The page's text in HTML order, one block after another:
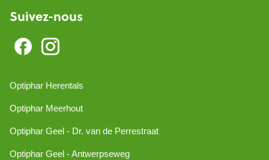
Suivez-nous
Optiphar Herentals
Optiphar Meerhout
Optiphar Geel - Dr. van de Perrestraat
Optiphar Geel - Antwerpseweg